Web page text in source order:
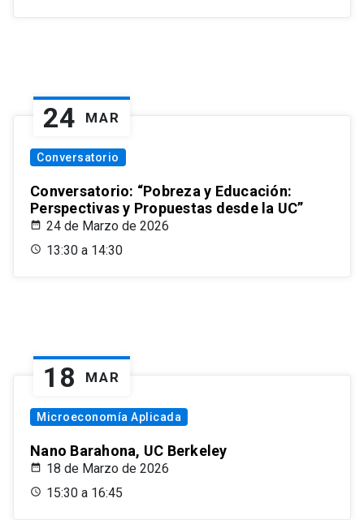
24 MAR
Conversatorio
Conversatorio: “Pobreza y Educación:
Perspectivas y Propuestas desde la UC”
24 de Marzo de 2026
13:30 a 14:30
18 MAR
Microeconomía Aplicada
Nano Barahona, UC Berkeley
18 de Marzo de 2026
15:30 a 16:45